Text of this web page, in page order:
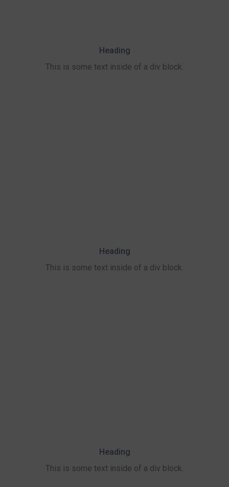
Heading
This is some text inside of a div block.
Heading
This is some text inside of a div block.
Heading
This is some text inside of a div block.